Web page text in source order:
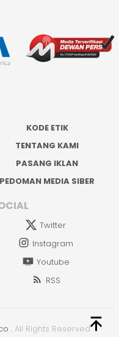
KODE ETIK
TENTANG KAMI
PASANG IKLAN
PEDOMAN MEDIA SIBER
Twitter
Instagram
Youtube
RSS
. All Rights Reserved